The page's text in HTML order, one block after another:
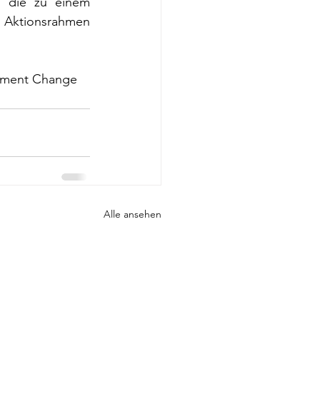
Change
Alle ansehen